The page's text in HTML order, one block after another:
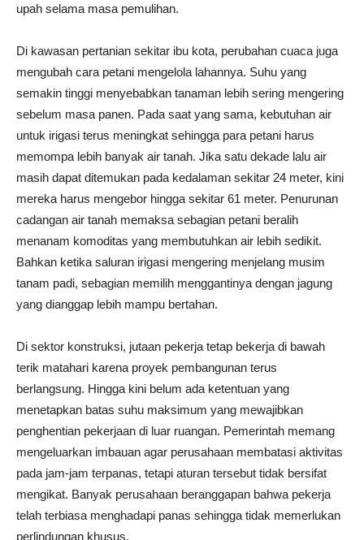
upah selama masa pemulihan.
Di kawasan pertanian sekitar ibu kota, perubahan cuaca juga
mengubah cara petani mengelola lahannya. Suhu yang
semakin tinggi menyebabkan tanaman lebih sering mengering
sebelum masa panen. Pada saat yang sama, kebutuhan air
untuk irigasi terus meningkat sehingga para petani harus
memompa lebih banyak air tanah. Jika satu dekade lalu air
masih dapat ditemukan pada kedalaman sekitar 24 meter, kini
mereka harus mengebor hingga sekitar 61 meter. Penurunan
cadangan air tanah memaksa sebagian petani beralih
menanam komoditas yang membutuhkan air lebih sedikit.
Bahkan ketika saluran irigasi mengering menjelang musim
tanam padi, sebagian memilih menggantinya dengan jagung
yang dianggap lebih mampu bertahan.
Di sektor konstruksi, jutaan pekerja tetap bekerja di bawah
terik matahari karena proyek pembangunan terus
berlangsung. Hingga kini belum ada ketentuan yang
menetapkan batas suhu maksimum yang mewajibkan
penghentian pekerjaan di luar ruangan. Pemerintah memang
mengeluarkan imbauan agar perusahaan membatasi aktivitas
pada jam-jam terpanas, tetapi aturan tersebut tidak bersifat
mengikat. Banyak perusahaan beranggapan bahwa pekerja
telah terbiasa menghadapi panas sehingga tidak memerlukan
perlindungan khusus.